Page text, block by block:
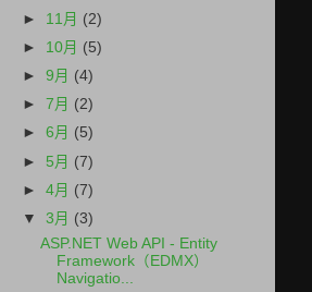
► 11月 (2)
► 10月 (5)
► 9月 (4)
► 7月 (2)
► 6月 (5)
► 5月 (7)
► 4月 (7)
▼ 3月 (3)
ASP.NET Web API - Entity
Framework（EDMX）
Navigatio...